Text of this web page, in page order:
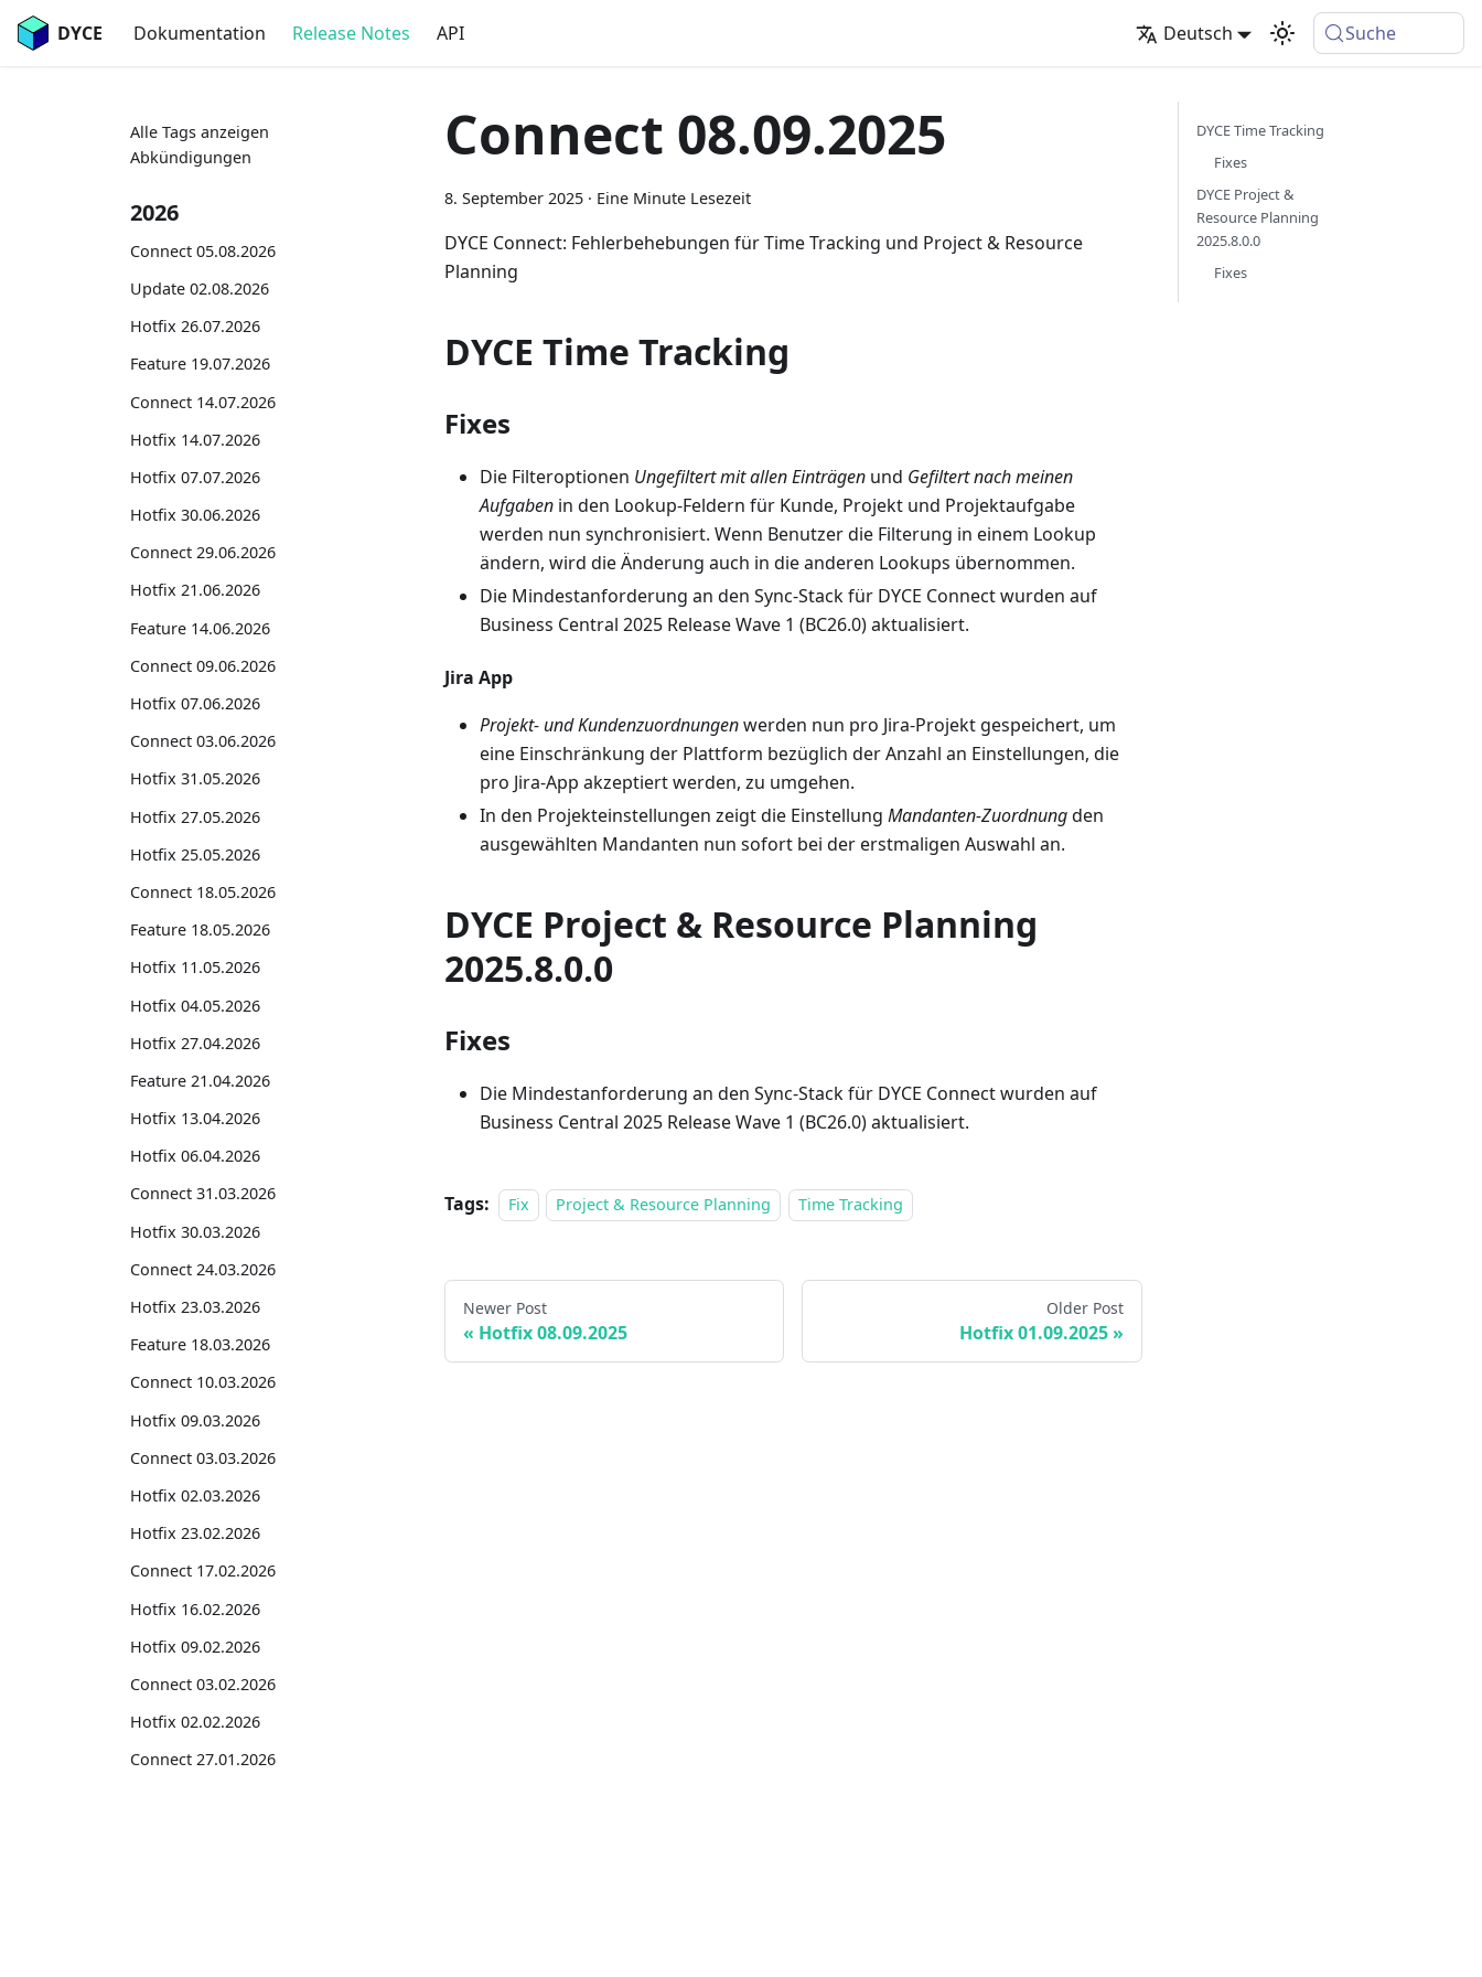
DYCE Dokumentation Release Notes API Deutsch Suche
Alle Tags anzeigen
Abkündigungen
2026
Connect 05.08.2026
Update 02.08.2026
Hotfix 26.07.2026
Feature 19.07.2026
Connect 14.07.2026
Hotfix 14.07.2026
Hotfix 07.07.2026
Hotfix 30.06.2026
Connect 29.06.2026
Hotfix 21.06.2026
Feature 14.06.2026
Connect 09.06.2026
Hotfix 07.06.2026
Connect 03.06.2026
Hotfix 31.05.2026
Hotfix 27.05.2026
Hotfix 25.05.2026
Connect 18.05.2026
Feature 18.05.2026
Hotfix 11.05.2026
Hotfix 04.05.2026
Hotfix 27.04.2026
Feature 21.04.2026
Hotfix 13.04.2026
Hotfix 06.04.2026
Connect 31.03.2026
Hotfix 30.03.2026
Connect 24.03.2026
Hotfix 23.03.2026
Feature 18.03.2026
Connect 10.03.2026
Hotfix 09.03.2026
Connect 03.03.2026
Hotfix 02.03.2026
Hotfix 23.02.2026
Connect 17.02.2026
Hotfix 16.02.2026
Hotfix 09.02.2026
Connect 03.02.2026
Hotfix 02.02.2026
Connect 27.01.2026
Connect 08.09.2025
8. September 2025 · Eine Minute Lesezeit
DYCE Connect: Fehlerbehebungen für Time Tracking und Project & Resource
Planning
DYCE Time Tracking
Fixes
Die Filteroptionen Ungefiltert mit allen Einträgen und Gefiltert nach meinen
Aufgaben in den Lookup-Feldern für Kunde, Projekt und Projektaufgabe
werden nun synchronisiert. Wenn Benutzer die Filterung in einem Lookup
ändern, wird die Änderung auch in die anderen Lookups übernommen.
Die Mindestanforderung an den Sync-Stack für DYCE Connect wurden auf
Business Central 2025 Release Wave 1 (BC26.0) aktualisiert.
Jira App
Projekt- und Kundenzuordnungenwerden nun pro Jira-Projekt gespeichert, um
eine Einschränkung der Plattform bezüglich der Anzahl an Einstellungen, die
pro Jira-App akzeptiert werden, zu umgehen.
In den Projekteinstellungen zeigt die Einstellung Mandanten-Zuordnungden
ausgewählten Mandanten nun sofort bei der erstmaligen Auswahl an.
DYCE Project & Resource Planning
2025.8.0.0
Fixes
Die Mindestanforderung an den Sync-Stack für DYCE Connect wurden auf
Business Central 2025 Release Wave 1 (BC26.0) aktualisiert.
Tags: Fix Project & Resource Planning Time Tracking
Newer Post
Hotfix 08.09.2025
Older Post
Hotfix 01.09.2025
DYCE Time Tracking
Fixes
DYCE Project &
Resource Planning
2025.8.0.0
Fixes